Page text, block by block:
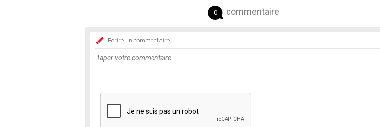
0 commentaire
Ecrire un commentaire